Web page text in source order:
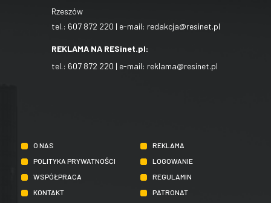
Rzeszów
tel.: 607 872 220 | e-mail: redakcja@resinet.pl
REKLAMA NA RESinet.pl:
tel.: 607 872 220 | e-mail: reklama@resinet.pl
O NAS
REKLAMA
POLITYKA PRYWATNOŚCI
LOGOWANIE
WSPÓŁPRACA
REGULAMIN
KONTAKT
PATRONAT